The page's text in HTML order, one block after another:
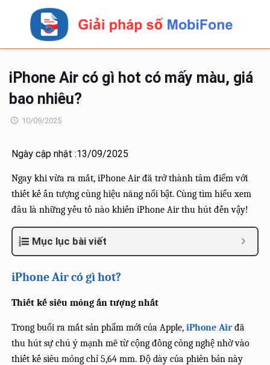
iPhone Air có gì hot có mấy màu, giá
bao nhiêu?
10/09/2025
Ngày cập nhật :13/09/2025
Ngay khi vừa ra mắt, iPhone Air đã trở thành tâm điểm với
thiết kế ấn tượng cùng hiệu năng nổi bật. Cùng tìm hiểu xem
đâu là những yếu tố nào khiến iPhone Air thu hút đến vậy!
Mục lục bài viết
iPhone Air có gì hot?
Thiết kế siêu mỏng ấn tượng nhất
Trong buổi ra mắt sản phẩm mới của Apple,iPhone Airđã
thu hút sự chú ý mạnh mẽ từ cộng đồng công nghệ nhờ vào
thiết kế siêu mỏng chỉ 5,64 mm. Độ dày của phiên bản này